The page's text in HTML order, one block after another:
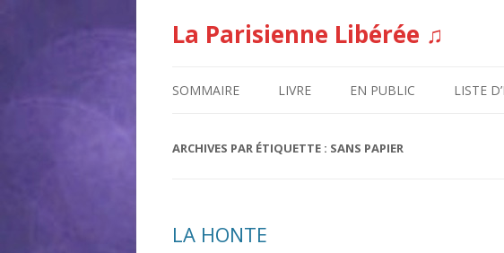
La Parisienne Libérée ♫
SOMMAIRE LIVRE EN PUBLIC LISTE
ARCHIVES PAR ÉTIQUETTE : SANS PAPIER
LA HONTE